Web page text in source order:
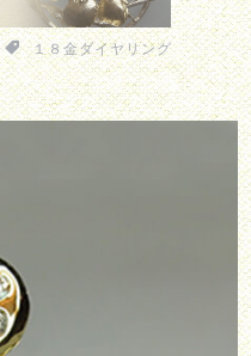
１８金ダイヤリング